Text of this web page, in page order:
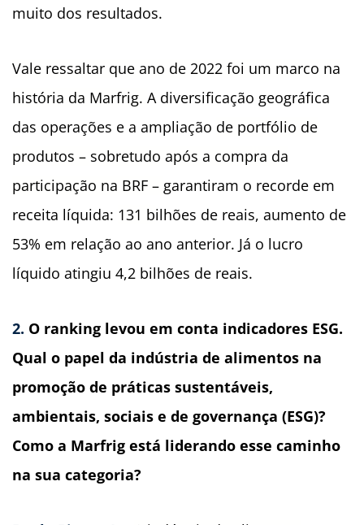
muito dos resultados.
Vale ressaltar que ano de 2022 foi um marco na
história da Marfrig. A diversificação geográfica
das operações e a ampliação de portfólio de
produtos – sobretudo após a compra da
participação na BRF – garantiram o recorde em
receita líquida: 131 bilhões de reais, aumento de
53% em relação ao ano anterior. Já o lucro
líquido atingiu 4,2 bilhões de reais.
2. O ranking levou em conta indicadores ESG.
Qual o papel da indústria de alimentos na
promoção de práticas sustentáveis,
ambientais, sociais e de governança (ESG)?
Como a Marfrig está liderando esse caminho
na sua categoria?